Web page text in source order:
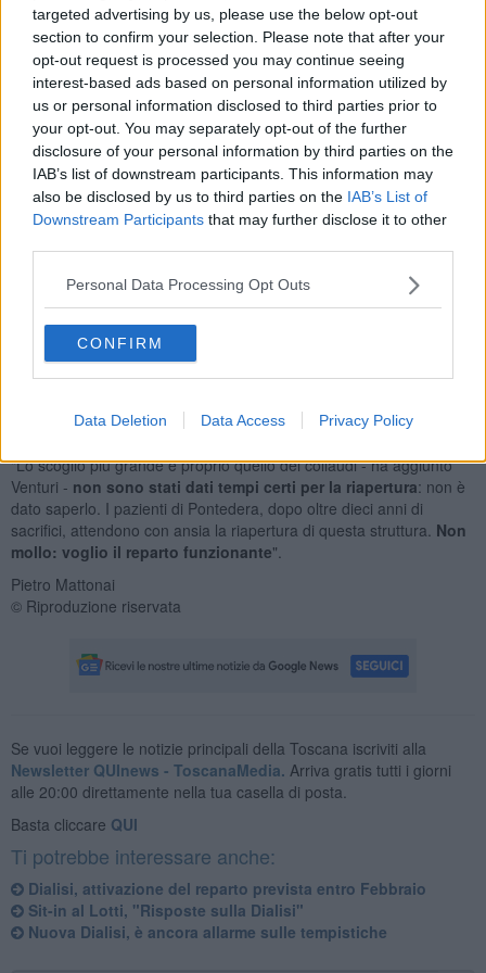
targeted advertising by us, please use the below opt-out
section to confirm your selection. Please note that after your
opt-out request is processed you may continue seeing
interest-based ads based on personal information utilized by
us or personal information disclosed to third parties prior to
your opt-out. You may separately opt-out of the further
disclosure of your personal information by third parties on the
IAB’s list of downstream participants. This information may
also be disclosed by us to third parties on the IAB’s List of
Downstream Participants that may further disclose it to other
Personal Data Processing Opt Outs
CONFIRM
Data Deletion Data Access Privacy Policy
aumentare. "Dopo l'ultimo sopralluogo sono emersi ulteriori ritardi -
ha spiegatoMaria Cristina Venturi, consigliera dell'Associazione
Nazionale Emodializzati Dialisi e Trapianto- al momento, sono
ancora in fase di completamento gli impianti, dopodichérestano
da fare i collaudi ".
Una storia ormai vecchia, che rischia di prolungarsi ulteriormente.
Già a Settembre dello scorso anno,Venturi aveva lanciato
l'allarme sullo stato dei lavori per il nuovo reparto, che
occasione, si era svolto ancheun sit-in di protesta di fronte
all'ospedale.
Aperto nel 2019, il cantiere dovrebbe dare una soluzione definitiva
per i pazienti che usufruiscono del servizio di dialisi, attualmente
avrebbe dovuto rimanere per soli 6 mesi; ma che, alla fine, è
rimasto sino a oggi.
"Lo scoglio più grande è proprio quello dei collaudi - ha aggiunto
Venturi - non sono stati dati tempi certi per la riapertura: non è
dato saperlo. I pazienti di Pontedera, dopo oltre dieci anni di
sacrifici, attendono con ansia la riapertura di questa struttura. Non
mollo: voglio il reparto funzionante".
Pietro Mattonai
© Riproduzione riservata
Se vuoi leggere le notizie principali della Toscana iscriviti alla
Newsletter QUInews - ToscanaMedia. Arriva gratis tutti i giorni
alle 20:00 direttamente nella tua casella di posta.
Basta cliccare QUI
Ti potrebbe interessare anche:
Dialisi, attivazione del reparto prevista entro Febbraio
Sit-in al Lotti, "Risposte sulla Dialisi"
Nuova Dialisi, è ancora allarme sulle tempistiche